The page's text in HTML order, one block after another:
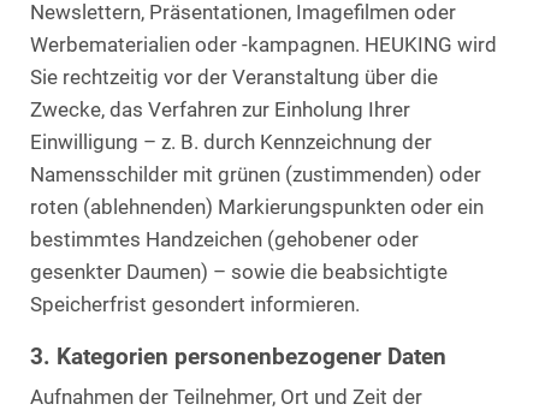
Newslettern, Präsentationen, Imagefilmen oder
Werbematerialien oder -kampagnen. HEUKING wird
Sie rechtzeitig vor der Veranstaltung über die
Zwecke, das Verfahren zur Einholung Ihrer
Einwilligung – z. B. durch Kennzeichnung der
Namensschilder mit grünen (zustimmenden) oder
roten (ablehnenden) Markierungspunkten oder ein
bestimmtes Handzeichen (gehobener oder
gesenkter Daumen) – sowie die beabsichtigte
Speicherfrist gesondert informieren.
3. Kategorien personenbezogener Daten
Aufnahmen der Teilnehmer, Ort und Zeit der